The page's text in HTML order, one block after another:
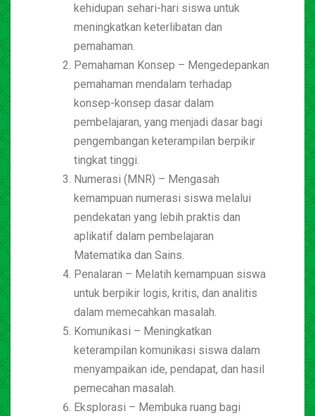
kehidupan sehari-hari siswa untuk
meningkatkan keterlibatan dan
pemahaman.
Pemahaman Konsep – Mengedepankan
pemahaman mendalam terhadap
konsep-konsep dasar dalam
pembelajaran, yang menjadi dasar bagi
pengembangan keterampilan berpikir
tingkat tinggi.
Numerasi (MNR) – Mengasah
kemampuan numerasi siswa melalui
pendekatan yang lebih praktis dan
aplikatif dalam pembelajaran
Matematika dan Sains.
Penalaran – Melatih kemampuan siswa
untuk berpikir logis, kritis, dan analitis
dalam memecahkan masalah.
Komunikasi – Meningkatkan
keterampilan komunikasi siswa dalam
menyampaikan ide, pendapat, dan hasil
pemecahan masalah.
Eksplorasi – Membuka ruang bagi